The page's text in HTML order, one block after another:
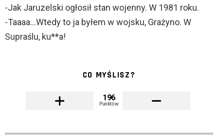
-Jak Jaruzelski ogłosił stan wojenny. W 1981 roku.
-Taaaa…Wtedy to ja byłem w wojsku, Grażyno. W
Supraślu, ku**a!
CO MYŚLISZ?
196
Punktów